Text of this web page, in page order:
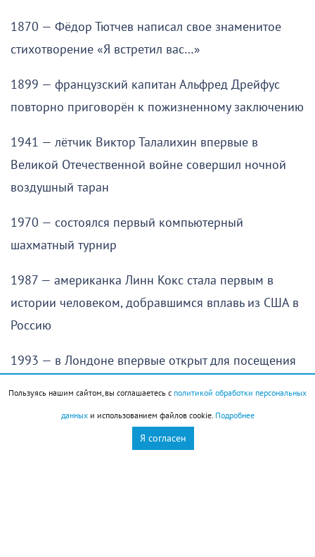
1870 — Фёдор Тютчев написал свое знаменитое
стихотворение «Я встретил вас…»
1899 — французский капитан Альфред Дрейфус
повторно приговорён к пожизненному заключению
1941 — лётчик Виктор Талалихин впервые в
Великой Отечественной войне совершил ночной
воздушный таран
1970 — состоялся первый компьютерный
шахматный турнир
1987 — американка Линн Кокс стала первым в
истории человеком, добравшимся вплавь из США в
Россию
1993 — в Лондоне впервые открыт для посещения
История города
В 1930 году Новороссийск стал городом краевого
Пользуясь нашим сайтом, вы соглашаетесь с политикой обработки персональных
данныхи использованием файлов cookie. Подробнее
Я согласен